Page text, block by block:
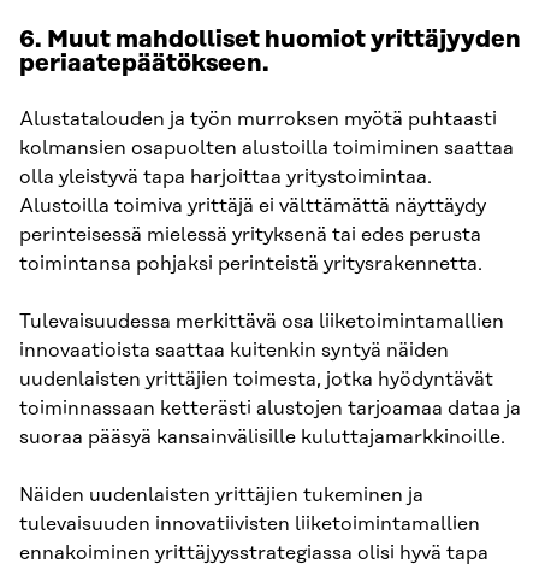
6. Muut mahdolliset huomiot yrittäjyyden
periaatepäätökseen.
Alustatalouden ja työn murroksen myötä puhtaasti
kolmansien osapuolten alustoilla toimiminen saattaa
olla yleistyvä tapa harjoittaa yritystoimintaa.
Alustoilla toimiva yrittäjä ei välttämättä näyttäydy
perinteisessä mielessä yrityksenä tai edes perusta
toimintansa pohjaksi perinteistä yritysrakennetta.
Tulevaisuudessa merkittävä osa liiketoimintamallien
innovaatioista saattaa kuitenkin syntyä näiden
uudenlaisten yrittäjien toimesta, jotka hyödyntävät
toiminnassaan ketterästi alustojen tarjoamaa dataa ja
suoraa pääsyä kansainvälisille kuluttajamarkkinoille.
Näiden uudenlaisten yrittäjien tukeminen ja
tulevaisuuden innovatiivisten liiketoimintamallien
ennakoiminen yrittäjyysstrategiassa olisi hyvä tapa